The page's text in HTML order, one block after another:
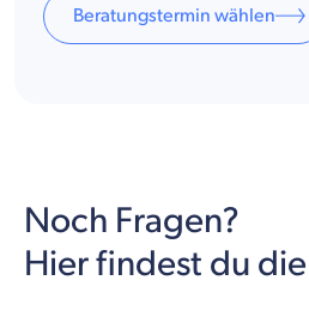
Beratungstermin wählen
Noch Fragen?
Hier findest du